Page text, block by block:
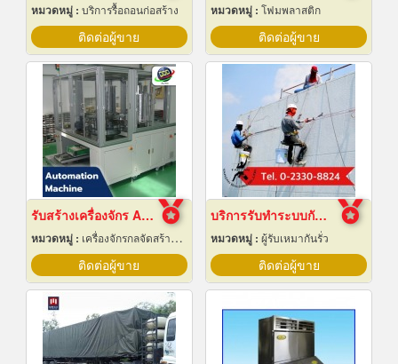
หมวดหมู่ : บริการรื้อถอนก่อสร้าง
ติดต่อผู้ขาย
หมวดหมู่ : โฟมพลาสติก
ติดต่อผู้ขาย
รับสร้างเครื่องจักร Automation ปทุมธานี
หมวดหมู่ : เครื่องจักรกลจัดสร้างตามสั่ง
ติดต่อผู้ขาย
บริการรับทำระบบกันซึม
หมวดหมู่ : ผู้รับเหมากันรั่ว
ติดต่อผู้ขาย